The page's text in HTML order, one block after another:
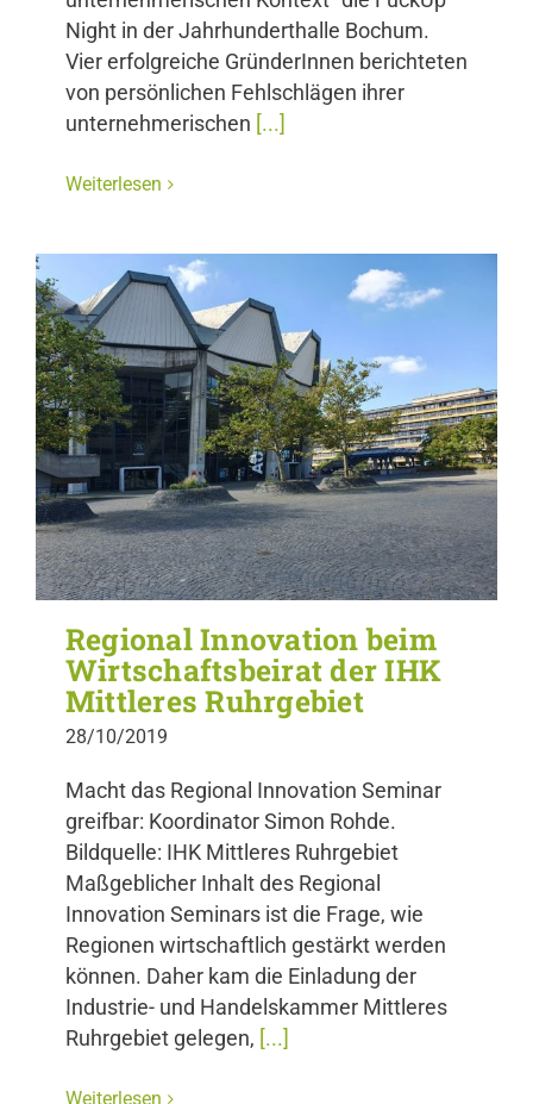
Night in der Jahrhunderthalle Bochum.
Vier erfolgreiche GründerInnen berichteten
von persönlichen Fehlschlägen ihrer
unternehmerischen [...]
Weiterlesen
Regional Innovation beim
Wirtschaftsbeirat der IHK
Mittleres Ruhrgebiet
28/10/2019
Macht das Regional Innovation Seminar
greifbar: Koordinator Simon Rohde.
Bildquelle: IHK Mittleres Ruhrgebiet
Maßgeblicher Inhalt des Regional
Innovation Seminars ist die Frage, wie
Regionen wirtschaftlich gestärkt werden
können. Daher kam die Einladung der
Industrie- und Handelskammer Mittleres
Ruhrgebiet gelegen, [...]
Weiterlesen